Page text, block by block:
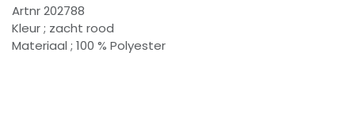
Artnr 202788
Kleur ; zacht rood
Materiaal ; 100 % Polyester